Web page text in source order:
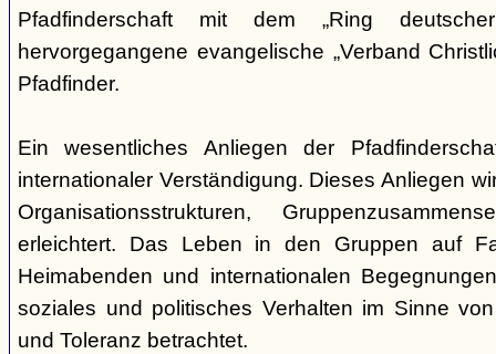
Pfadfinderschaft mit dem „Ring deutscher
hervorgegangene evangelische „Verband
Pfadfinder.
Ein wesentliches Anliegen der
internationaler Verständigung. Dieses Anliegen
Organisationsstrukturen,
erleichtert. Das Leben in den Gruppen auf
Heimabenden und internationalen
soziales und politisches Verhalten im Sinne
und Toleranz betrachtet.